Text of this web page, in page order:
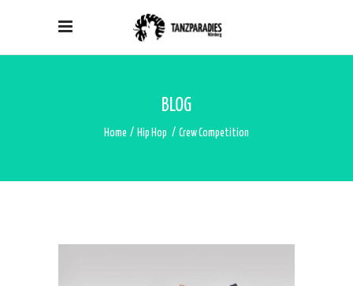
BLOG
Home / Hip Hop / Crew Competition